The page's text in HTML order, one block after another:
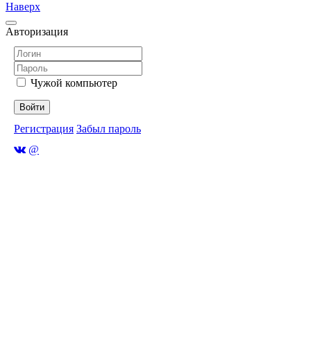
Наверх
Авторизация
Чужой компьютер
Войти
Регистрация Забыл пароль
@